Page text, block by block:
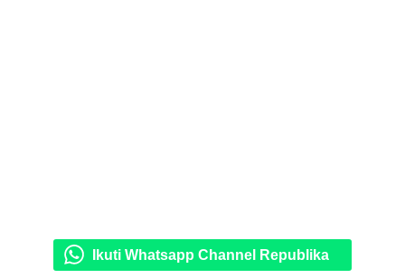
Ikuti Whatsapp Channel Republika